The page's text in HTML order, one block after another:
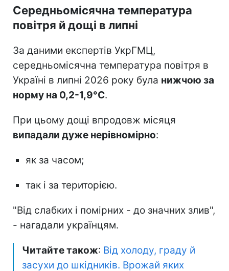
Середньомісячна температура
повітря й дощі в липні
За даними експертів УкрГМЦ,
середньомісячна температура повітря в
Україні в липні 2026 року була нижчою за
норму на 0,2-1,9°C.
При цьому дощі впродовж місяця
випадали дуже нерівномірно:
як за часом;
так і за територією.
"Від слабких і помірних - до значних злив",
- нагадали українцям.
Читайте також: Від холоду, граду й
засухи до шкідників. Врожай яких